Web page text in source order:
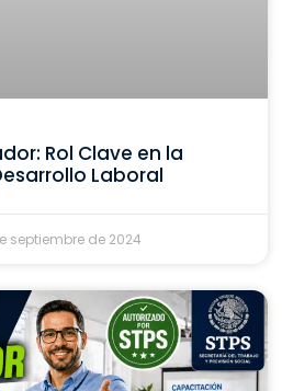
Rol Clave en la
Laboral
septiembre de 2024